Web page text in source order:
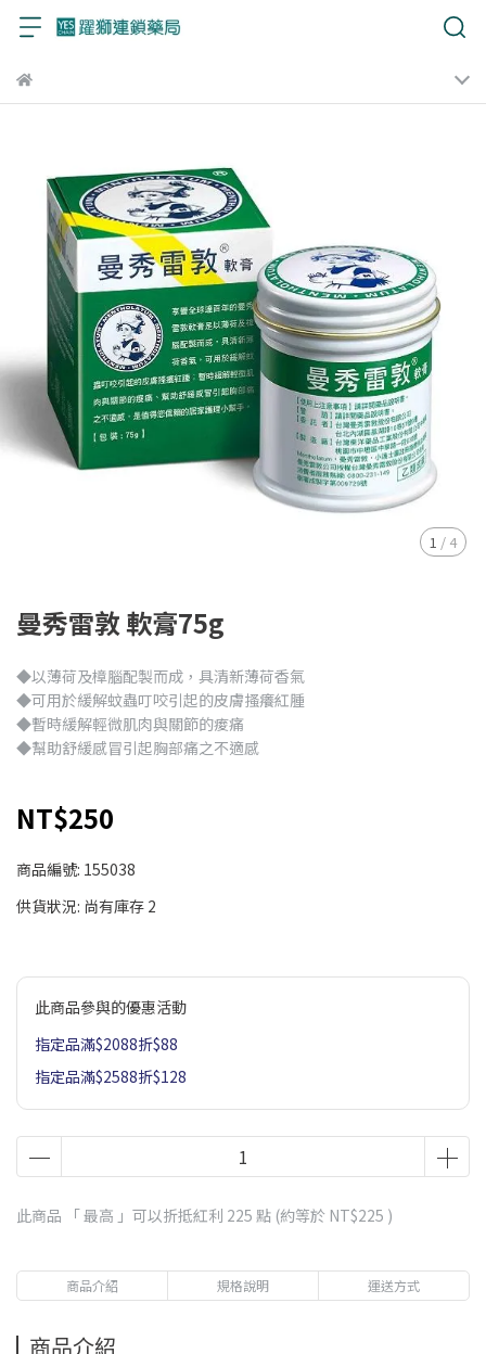
1 / 4
曼秀雷敦 軟膏75g
◆以薄荷及樟腦配製而成，具清新薄荷香氣
◆可用於緩解蚊蟲叮咬引起的皮膚搔癢紅腫
◆暫時緩解輕微肌肉與關節的痠痛
◆幫助舒緩感冒引起胸部痛之不適感
NT$250
商品編號: 155038
供貨狀況: 尚有庫存 2
此商品參與的優惠活動
指定品滿$2088折$88
指定品滿$2588折$128
此商品 「 最高 」可以折抵紅利 225 點 (約等於 NT$225 )
商品介紹 規格說明 運送方式
商品介紹